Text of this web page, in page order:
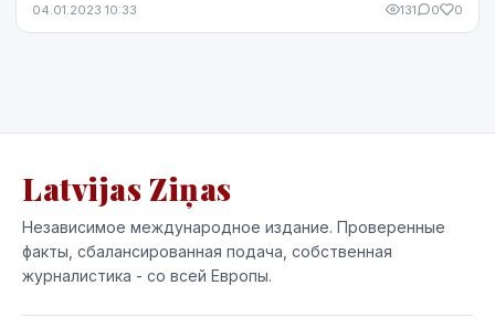
04.01.2023 10:33 131 0 0
Latvijas Ziņas
Независимое международное издание. Проверенные
факты, сбалансированная подача, собственная
журналистика - со всей Европы.